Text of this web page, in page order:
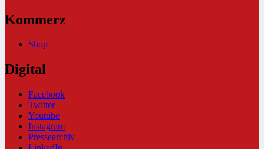
Kommerz
Shop
Digital
Facebook
Twitter
Youtube
Instagram
Pressearchiv